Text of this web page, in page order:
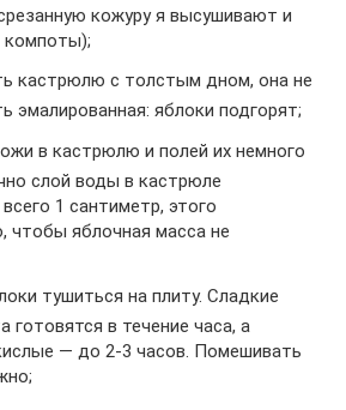
кожуру я высушивают и
кастрюлю с толстым дном, она не
эмалированная: яблоки подгорят;
в кастрюлю и полей их немного
слой воды в кастрюле
1 сантиметр, этого
чтобы яблочная масса не
тушиться на плиту. Сладкие
готовятся в течение часа, а
— до 2-3 часов. Помешивать